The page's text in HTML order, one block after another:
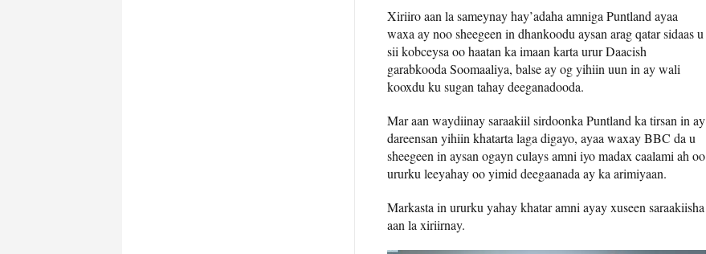
Xiriiro aan la sameynay hay’adaha amniga Puntland ayaa
waxa ay noo sheegeen in dhankoodu aysan arag qatar sidaas u
sii kobceysa oo haatan ka imaan karta urur Daacish
garabkooda Soomaaliya, balse ay og yihiin uun in ay wali
kooxdu ku sugan tahay deeganadooda.
Mar aan waydiinay saraakiil sirdoonka Puntland ka tirsan in ay
dareensan yihiin khatarta laga digayo, ayaa waxay BBC da u
sheegeen in aysan ogayn culays amni iyo madax caalami ah oo
ururku leeyahay oo yimid deegaanada ay ka arimiyaan.
Markasta in ururku yahay khatar amni ayay xuseen saraakiisha
aan la xiriirnay.